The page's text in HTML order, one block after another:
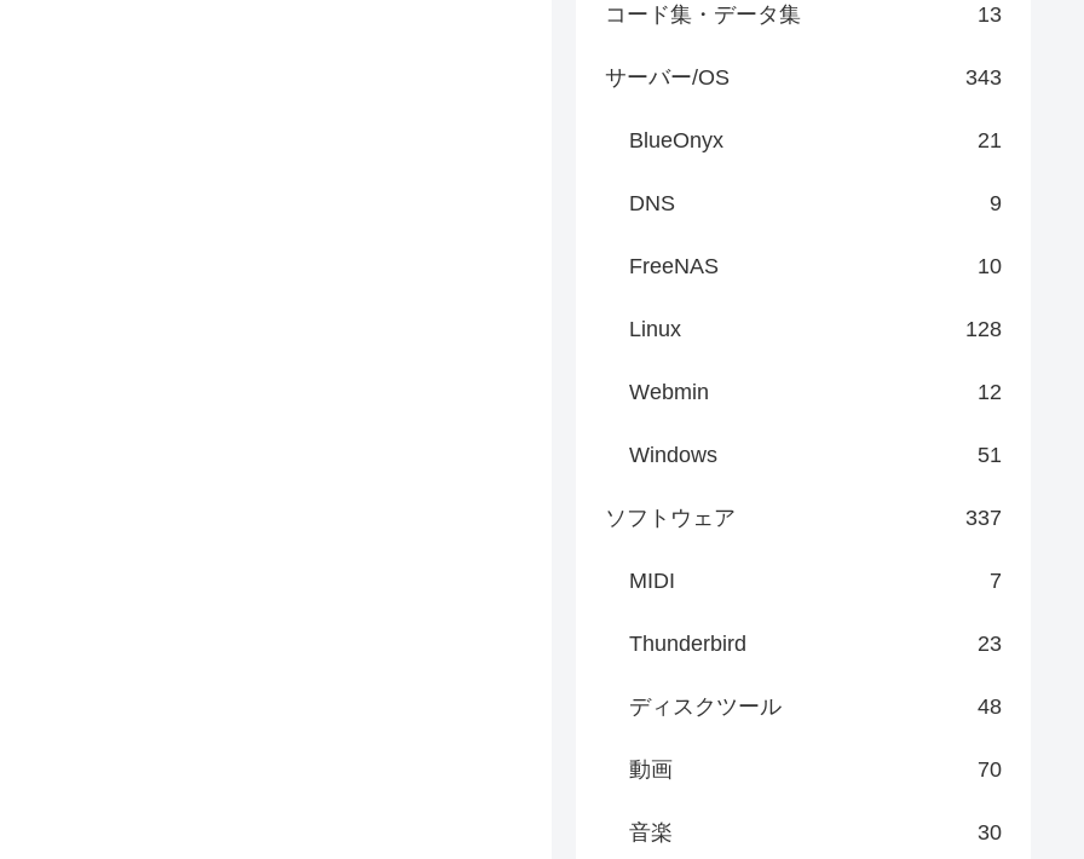
コード集・データ集 13
サーバー/OS 343
BlueOnyx 21
DNS 9
FreeNAS 10
Linux 128
Webmin 12
Windows 51
ソフトウェア 337
MIDI 7
Thunderbird 23
ディスクツール 48
動画 70
音楽 30